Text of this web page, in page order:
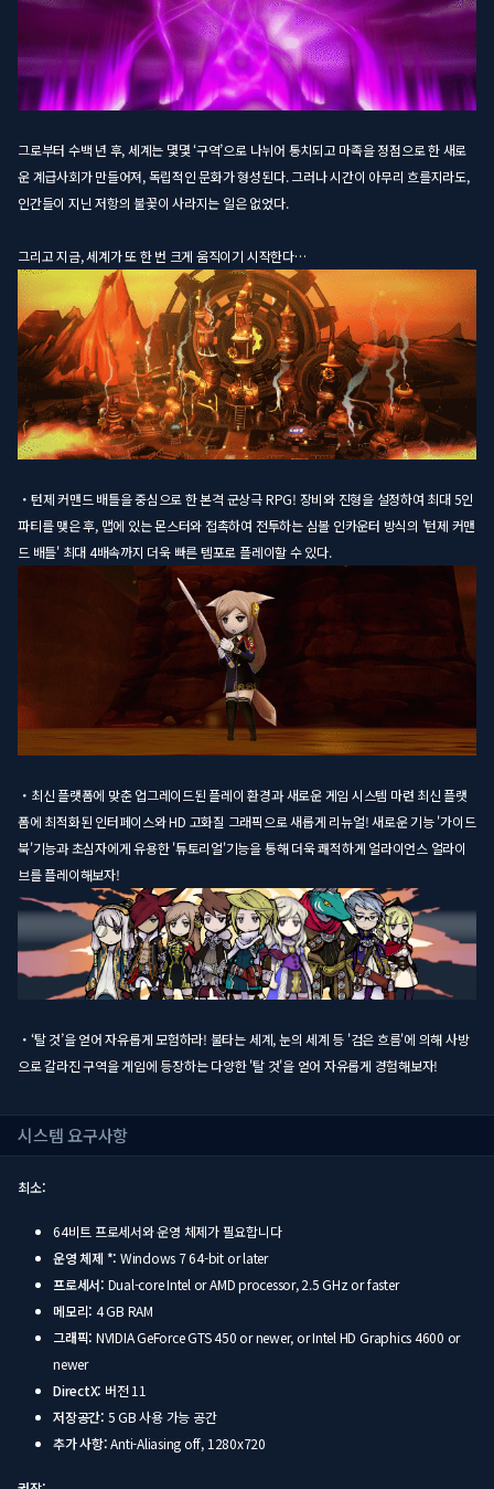
그로부터 수백 년 후, 세계는 몇몇 ‘구역’으로 나뉘어 통치되고 마족을 정점으로 한 새로
운 계급사회가 만들어져, 독립적인 문화가 형성된다. 그러나 시간이 아무리 흐를지라도,
인간들이 지닌 저항의 불꽃이 사라지는 일은 없었다.
그리고 지금, 세계가 또 한 번 크게 움직이기 시작한다…
・턴제 커맨드 배틀을 중심으로 한 본격 군상극 RPG! 장비와 진형을 설정하여 최대 5인
파티를 맺은 후, 맵에 있는 몬스터와 접촉하여 전투하는 심볼 인카운터 방식의 '턴제 커맨
드 배틀' 최대 4배속까지 더욱 빠른 템포로 플레이할 수 있다.
・최신 플랫폼에 맞춘 업그레이드된 플레이 환경과 새로운 게임 시스템 마련 최신 플랫
폼에 최적화된 인터페이스와 HD 고화질 그래픽으로 새롭게 리뉴얼! 새로운 기능 '가이드
북'기능과 초심자에게 유용한 '튜토리얼'기능을 통해 더욱 쾌적하게 얼라이언스 얼라이
브를 플레이해보자!
・‘탈 것’을 얻어 자유롭게 모험하라! 불타는 세계, 눈의 세계 등 '검은 흐름'에 의해 사방
으로 갈라진 구역을 게임에 등장하는 다양한 '탈 것'을 얻어 자유롭게 경험해보자!
시스템 요구사항
최소:
64비트 프로세서와 운영 체제가 필요합니다
운영 체제 *: Windows 7 64-bit or later
프로세서: Dual-core Intel or AMD processor, 2.5 GHz or faster
메모리: 4 GB RAM
그래픽: NVIDIA GeForce GTS 450 or newer, or Intel HD Graphics 4600 or
newer
DirectX: 버전 11
저장공간: 5 GB 사용 가능 공간
추가 사항:Anti-Aliasing off, 1280x720